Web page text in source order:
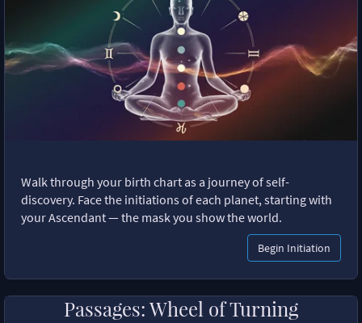
Walk through your birth chart as a journey of self-
discovery. Face the initiations of each planet, starting with
your Ascendant — the mask you show the world.
Begin Initiation
Passages: Wheel of Turning